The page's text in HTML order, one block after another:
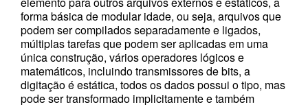
forma básica de modular idade, ou seja, arquivos que
podem ser compilados separadamente e ligados,
múltiplas tarefas que podem ser aplicadas em uma
única construção, vários operadores lógicos e
matemáticos, incluindo transmissores de bits, a
digitação é estática, todos os dados possui o tipo, mas
pode ser transformado implicitamente e também